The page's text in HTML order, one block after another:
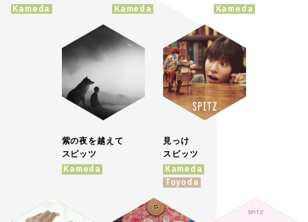
Kameda
Kameda
Kameda
紫の夜を越えて
スピッツ
Kameda
見っけ
スピッツ
Kameda
Toyoda